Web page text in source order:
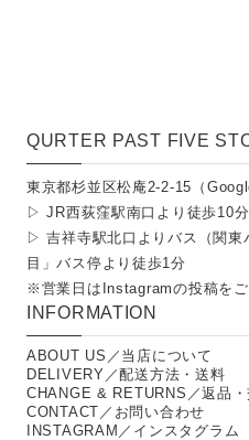
QURTER PAST FIVE
東京都杉並区松庵2-2-15（
▷ JR西荻窪駅南口より徒歩10分
▷ 吉祥寺駅北口よりバス（関東
目」バス停より徒歩1分
※営業日は Instagramの投稿を
INFORMATION
ABOUT US／当店について
DELIVERY／配送方法・送料
CHANGE & RETURNS／返品・
CONTACT／お問い合わせ
INSTAGRAM／インスタグラム